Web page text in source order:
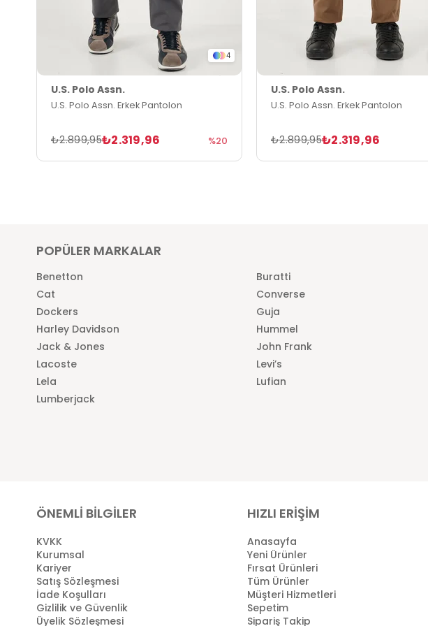
4
U.S. Polo Assn.
U.S. Polo Assn. Erkek Pantolon
₺2.319,96
₺2.899,95 %20
U.S. Polo Assn.
U.S. Polo Assn. Erkek Pantolon
₺2.319,96
₺2.899,95
POPÜLER MARKALAR
Benetton
Buratti
Cat
Converse
Dockers
Guja
Harley Davidson
Hummel
Jack & Jones
John Frank
Lacoste
Levi’s
Lela
Lufian
Lumberjack
ÖNEMLİ BİLGİLER
KVKK
Kurumsal
Kariyer
Satış Sözleşmesi
İade Koşulları
Gizlilik ve Güvenlik
Üyelik Sözleşmesi
HIZLI ERİŞİM
Anasayfa
Yeni Ürünler
Fırsat Ürünleri
Tüm Ürünler
Müşteri Hizmetleri
Sepetim
Sipariş Takip